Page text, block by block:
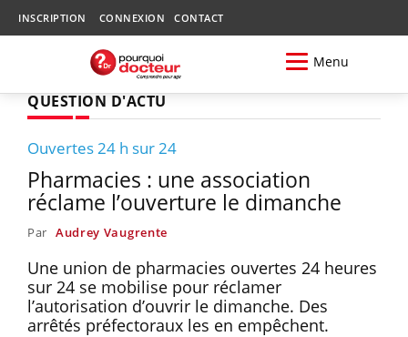
INSCRIPTION CONNEXION CONTACT
Menu
QUESTION D'ACTU
Ouvertes 24 h sur 24
Pharmacies : une association
réclame l’ouverture le dimanche
Par Audrey Vaugrente
Une union de pharmacies ouvertes 24 heures
sur 24 se mobilise pour réclamer
l’autorisation d’ouvrir le dimanche. Des
arrêtés préfectoraux les en empêchent.